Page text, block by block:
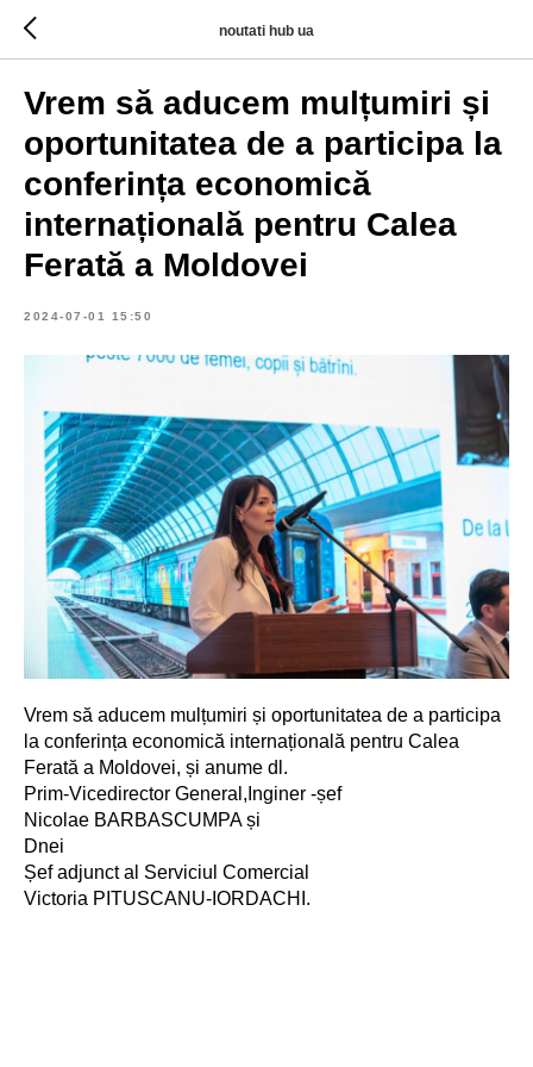
noutati hub ua
Vrem să aducem mulțumiri și
oportunitatea de a participa la
conferința economică
internațională pentru Calea
Ferată a Moldovei
2024-07-01 15:50
Vrem să aducem mulțumiri și oportunitatea de a participa
la conferința economică internațională pentru Calea
Ferată a Moldovei, și anume dl.
Prim-Vicedirector General,Inginer -șef
Nicolae BARBASCUMPA și
Dnei
Șef adjunct al Serviciul Comercial
Victoria PITUSCANU-IORDACHI.